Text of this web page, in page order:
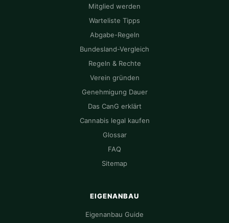
Mitglied werden
Warteliste Tipps
Abgabe-Regeln
Bundesland-Vergleich
Regeln & Rechte
Verein gründen
Genehmigung Dauer
Das CanG erklärt
Cannabis legal kaufen
Glossar
FAQ
Sitemap
EIGENANBAU
Eigenanbau Guide